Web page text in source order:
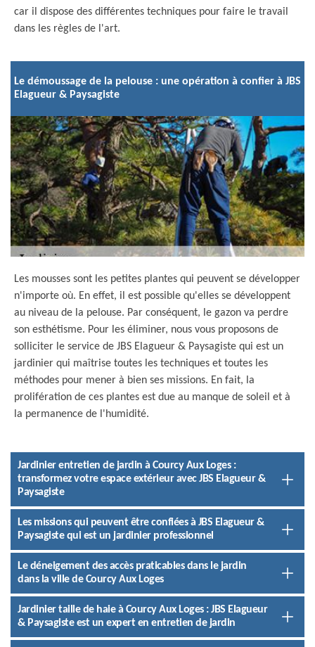
car il dispose des différentes techniques pour faire le travail
dans les règles de l'art.
Le démoussage de la pelouse : une opération à confier à JBS
Elagueur & Paysagiste
Les mousses sont les petites plantes qui peuvent se développer
n'importe où. En effet, il est possible qu'elles se développent
au niveau de la pelouse. Par conséquent, le gazon va perdre
son esthétisme. Pour les éliminer, nous vous proposons de
solliciter le service de JBS Elagueur & Paysagiste qui est un
jardinier qui maîtrise toutes les techniques et toutes les
méthodes pour mener à bien ses missions. En fait, la
prolifération de ces plantes est due au manque de soleil et à
la permanence de l'humidité.
Jardinier entretien de jardin à Courcy Aux Loges :
transformez votre espace extérieur avec JBS Elagueur &
Paysagiste
Les missions qui peuvent être confiées à JBS Elagueur &
Paysagiste qui est un jardinier professionnel
Le déneigement des accès praticables dans le jardin
dans la ville de Courcy Aux Loges
Jardinier taille de haie à Courcy Aux Loges : JBS Elagueur
& Paysagiste est un expert en entretien de jardin